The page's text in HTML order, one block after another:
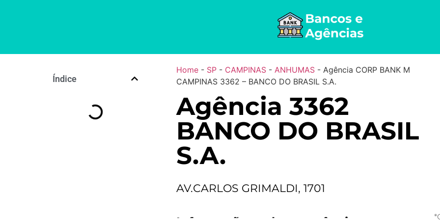
Índice
Home- SP- CAMPINAS- ANHUMAS- Agência CORP BANK M
CAMPINAS 3362 – BANCO DO BRASIL S.A.
Agência 3362
BANCO DO BRASIL
S.A.
AV.CARLOS GRIMALDI, 1701